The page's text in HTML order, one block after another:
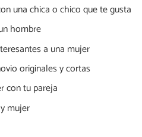
una chica o chico que te gusta
hombre
a una mujer
originales y cortas
con tu pareja
mujer